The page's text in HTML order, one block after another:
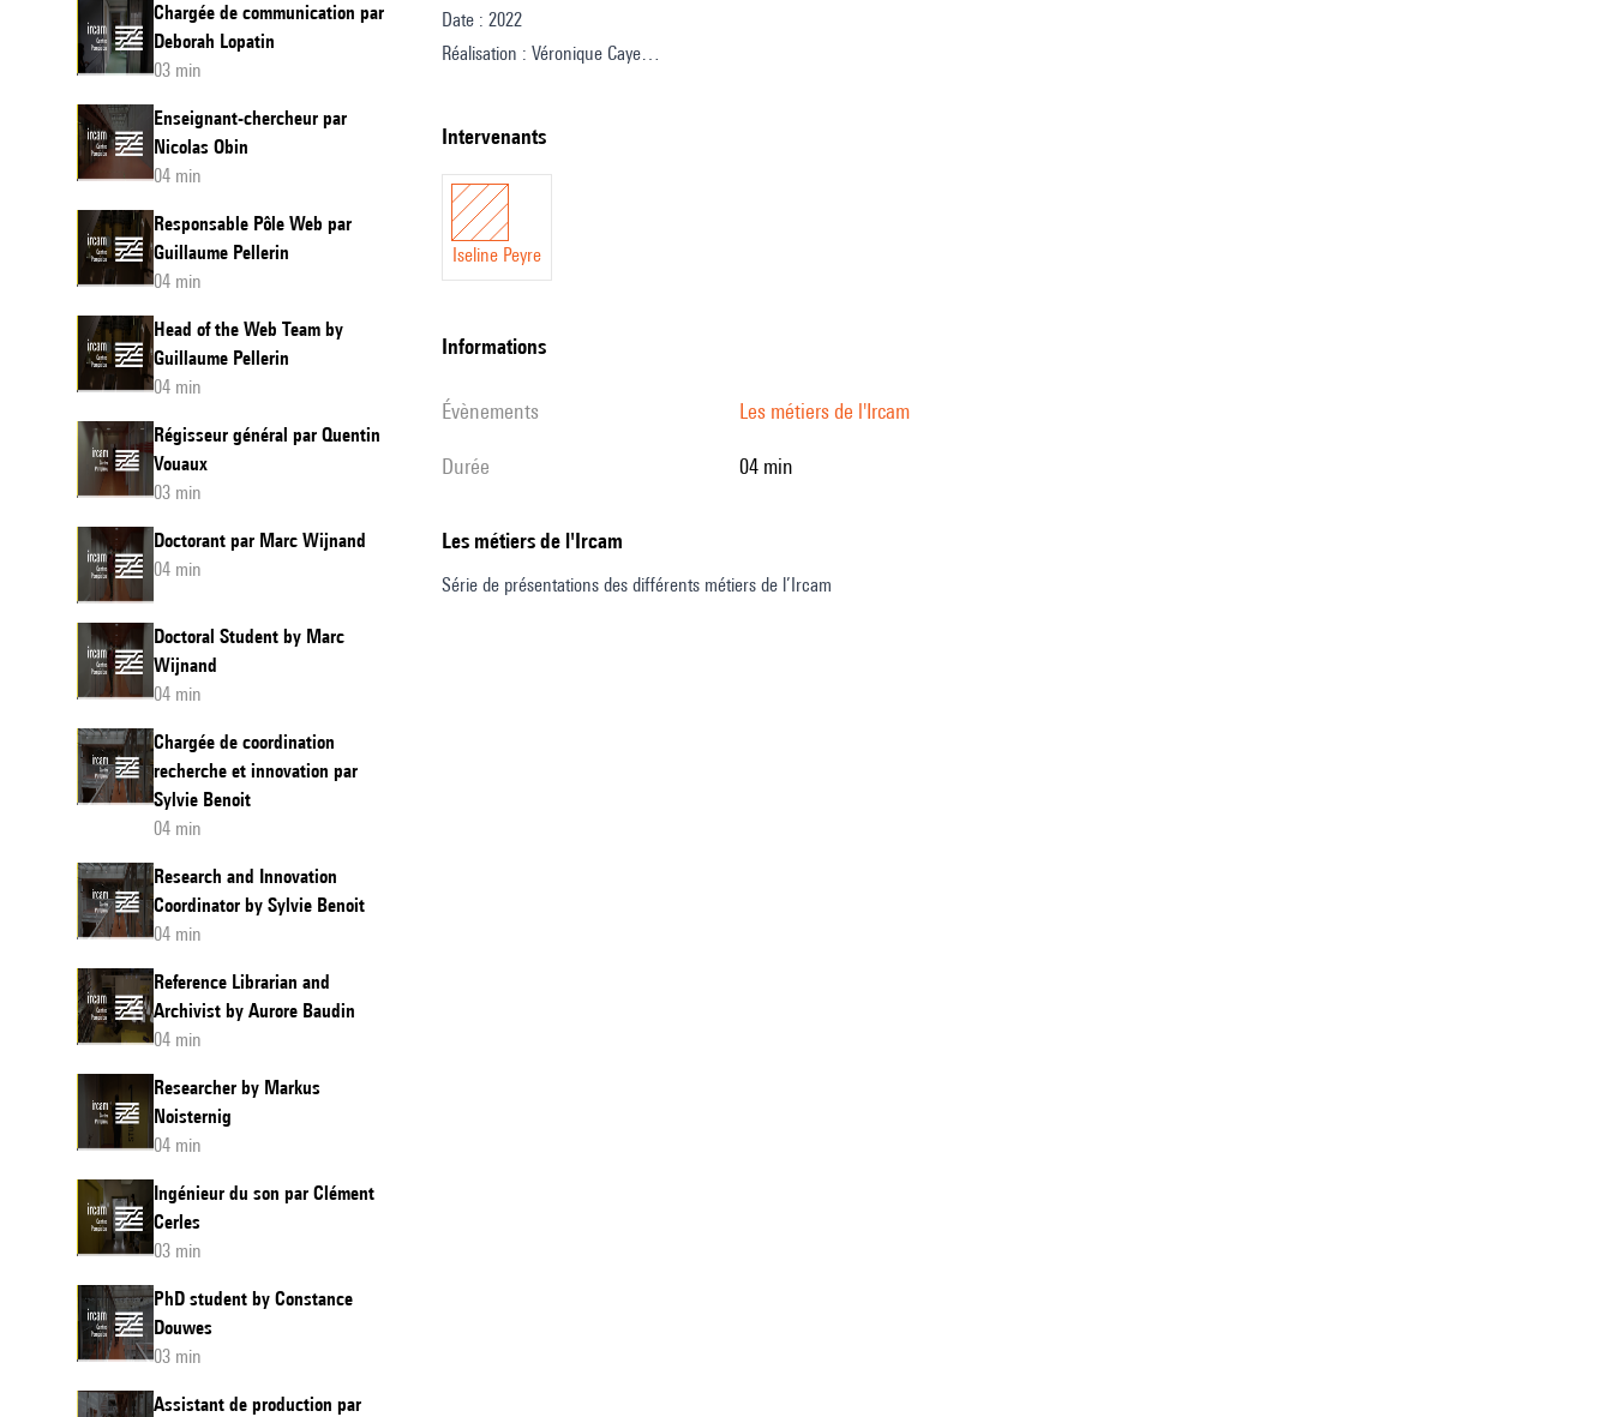
Chargée de communication par
Deborah Lopatin
03 min
Enseignant-chercheur par
Nicolas Obin
04 min
Responsable Pôle Web par
Guillaume Pellerin
04 min
Head of the Web Team by
Guillaume Pellerin
04 min
Régisseur général par Quentin
Vouaux
03 min
Doctorant par Marc Wijnand
04 min
Doctoral Student by Marc
Wijnand
04 min
Chargée de coordination
recherche et innovation par
Sylvie Benoit
04 min
Research and Innovation
Coordinator by Sylvie Benoit
04 min
Reference Librarian and
Archivist by Aurore Baudin
04 min
Researcher by Markus
Noisternig
04 min
Ingénieur du son par Clément
Cerles
03 min
PhD student by Constance
Douwes
03 min
Assistant de production par
Date : 2022
Réalisation : Véronique Caye
intervenants
Iseline Peyre
informations
évènements Les métiers de l'Ircam
durée 04 min
Les métiers de l'Ircam
Série de présentations des différents métiers de l’Ircam